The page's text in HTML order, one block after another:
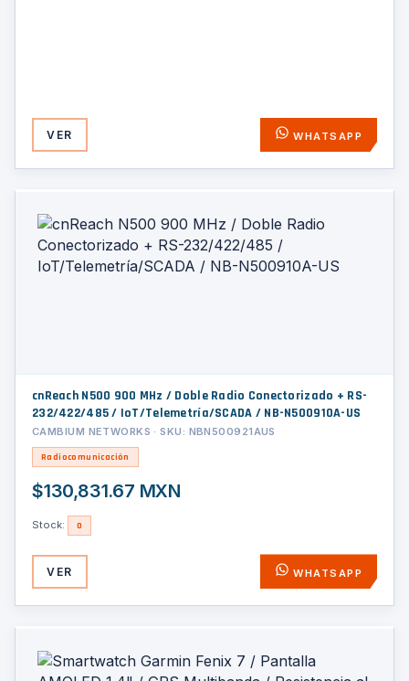
VER WHATSAPP
cnReach N500 900 MHz / Doble Radio Conectorizado + RS-
232/422/485 / IoT/Telemetría/SCADA / NB-N500910A-US
CAMBIUM NETWORKS · SKU: NBN500921AUS
Radiocomunicación
$130,831.67 MXN
Stock: 0
VER WHATSAPP